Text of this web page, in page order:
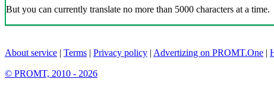
But you can currently translate no more than 5000 characters at a time.
About service | Terms | Privacy policy | Advertizing on PROMT.One |
© PROMT, 2010 - 2026